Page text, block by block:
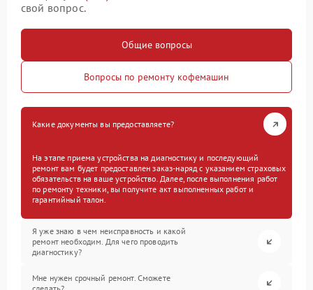
свой вопрос.
Общие вопросы
Вопросы по ремонту кофемашин
Какие документы вы предоставляете?
На этапе приема устройства на диагностику и последующий
ремонт вам будет предоставлен заказ-наряд с указанием страховых
обязательств на ваше устройство. Далее, после выполнения работ
по ремонту техники, вы получите акт выполненных работ и
гарантийный талон.
Я уже знаю в чем неисправность и какой
ремонт необходим. Для чего проводить
диагностику?
Мне нужен срочный ремонт. Сможете